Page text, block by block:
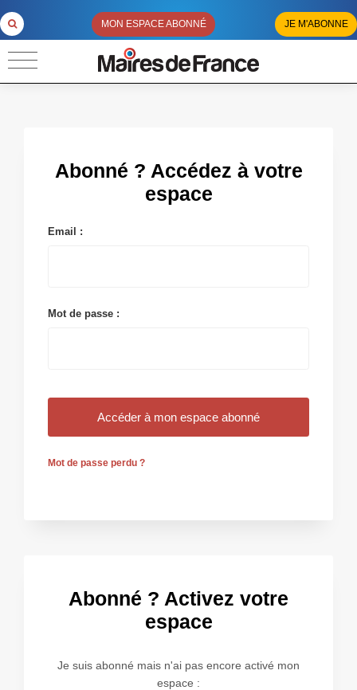
MON ESPACE ABONNÉ JE M'ABONNE
Abonné ? Accédez à votre
espace
Email :
Mot de passe :
Mot de passe perdu ?
Abonné ? Activez votre
espace
Je suis abonné mais n'ai pas encore activé mon
espace :